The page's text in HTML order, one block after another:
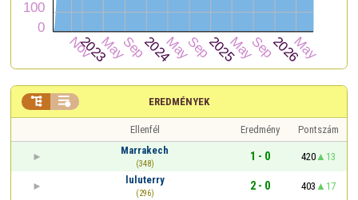
EREDMÉNYEK
 
Ellenfél Eredmény
Pontszám
Marrakech
(348)
1 - 0 420
13
luluterry
(296)
2 - 0 403
17